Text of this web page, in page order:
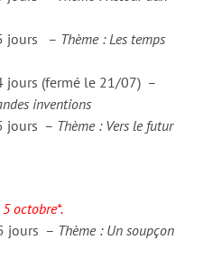
jours – Thème : Les temps
jours (fermé le 21/07) –
inventions
jours – Thème : Vers le futur
octobre*.
jours – Thème : Un soupçon